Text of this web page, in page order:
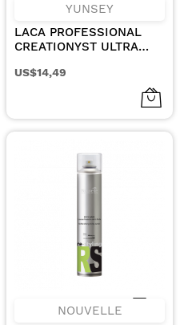
YUNSEY
LACA PROFESSIONAL
CREATIONYST ULTRA
US$14,49
NOUVELLE